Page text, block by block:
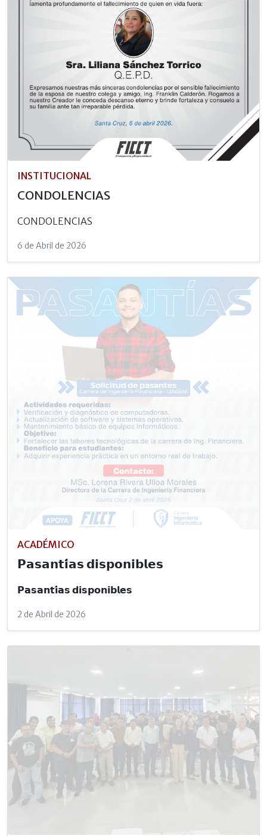
INSTITUCIONAL
CONDOLENCIAS
CONDOLENCIAS
6 de Abril de 2026
ACADÉMICO
𝗣𝗮𝘀𝗮𝗻𝘁𝗶́𝗮𝘀 𝗱𝗶𝘀𝗽𝗼𝗻𝗶𝗯𝗹𝗲𝘀
𝗣𝗮𝘀𝗮𝗻𝘁𝗶́𝗮𝘀 𝗱𝗶𝘀𝗽𝗼𝗻𝗶𝗯𝗹𝗲𝘀
2 de Abril de 2026